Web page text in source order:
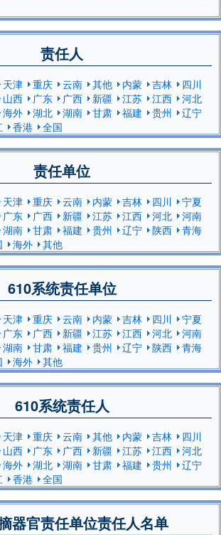
责任人
天津 重庆 云南 其他 内蒙 吉林
四川
山西 广东 广西 新疆 江苏 江西
河北
海外 湖北 湖南 甘肃 福建 贵州
辽宁
香港 全国
责任单位
天津 重庆 云南 内蒙 吉林 四川
宁夏
广东 广西 新疆 江苏 江西 河北
河南
湖南 甘肃 福建 贵州 辽宁 陕西
青海
海外 其他
610系统责任单位
天津 重庆 云南 内蒙 吉林 四川
宁夏
广东 广西 新疆 江苏 江西 河北
河南
湖南 甘肃 福建 贵州 辽宁 陕西
青海
海外 其他
610系统责任人
天津 重庆 云南 其他 内蒙 吉林
四川
山西 广东 广西 新疆 江苏 江西
河北
海外 湖北 湖南 甘肃 福建 贵州
辽宁
香港 全国
器官责任单位责任人名单